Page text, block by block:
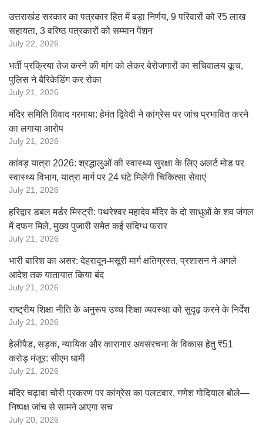
उत्तराखंड सरकार का पत्रकार हित में बड़ा निर्णय, 9 परिवारों को ₹5 लाख
सहायता, 3 वरिष्ठ पत्रकारों को सम्मान पेंशन
July 22, 2026
भर्ती प्रक्रिया तेज करने की मांग को लेकर बेरोजगारों का सचिवालय कूच,
पुलिस ने बैरिकेडिंग कर रोका
July 21, 2026
मंदिर समिति विवाद गरमाया: हेमंत द्विवेदी ने कांग्रेस पर जांच प्रभावित करने
का लगाया आरोप
July 21, 2026
कांवड़ यात्रा 2026: श्रद्धालुओं की स्वास्थ्य सुरक्षा के लिए अलर्ट मोड पर
स्वास्थ्य विभाग, यात्रा मार्ग पर 24 घंटे मिलेंगी चिकित्सा सेवाएं
July 21, 2026
हरिद्वार डबल मर्डर मिस्ट्री: पथरेश्वर महादेव मंदिर के दो साधुओं के शव जंगल
में दफन मिले, मुख्य पुजारी समेत कई संदिग्ध फरार
July 21, 2026
भारी बारिश का असर: देहरादून-मसूरी मार्ग क्षतिग्रस्त, प्रशासन ने अगले
आदेश तक यातायात किया बंद
July 21, 2026
राष्ट्रीय शिक्षा नीति के अनुरूप उच्च शिक्षा व्यवस्था को सुदृढ़ करने के निर्देश
July 21, 2026
हेलीपैड, सड़क, न्यायिक और कारागार अवसंरचना के विकास हेतु ₹51
करोड़ मंजूर: सीएम धामी
July 21, 2026
मंदिर चढ़ावा चोरी प्रकरण पर कांग्रेस का पलटवार, गणेश गोदियाल बोले—
निष्पक्ष जांच से सामने आएगा सच
July 20, 2026